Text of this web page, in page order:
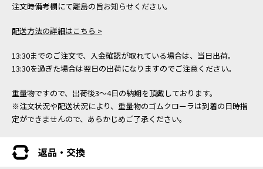
注文時備考欄にて離島の旨お知らせください。
配送方法の詳細はこちら >
13:30までのご注文で、入金確認が取れている場合は、当日出荷。
13:30を過ぎた場合は翌日の出荷になりますのでご注意ください。
重量物ですので、出荷後3～4日の納期を頂戴しております。
※注文状況や配送状況により、重量物のゴムクローラは到着の日時指
定ができませんので、あらかじめご了承ください。
返品・交換